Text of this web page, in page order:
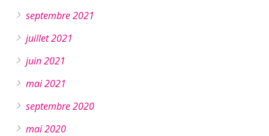
septembre 2021
juillet 2021
juin 2021
mai 2021
septembre 2020
mai 2020